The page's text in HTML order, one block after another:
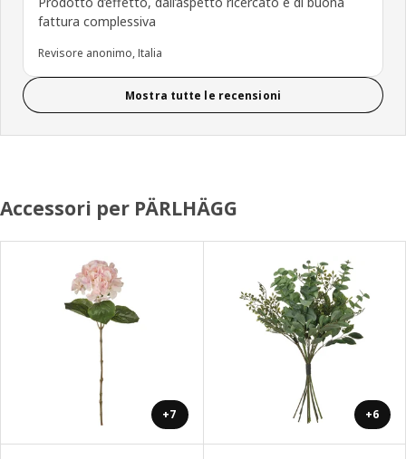
fattura complessiva
Revisore anonimo, Italia
Mostra tutte le recensioni
Accessori per PÄRLHÄGG
+7 +6